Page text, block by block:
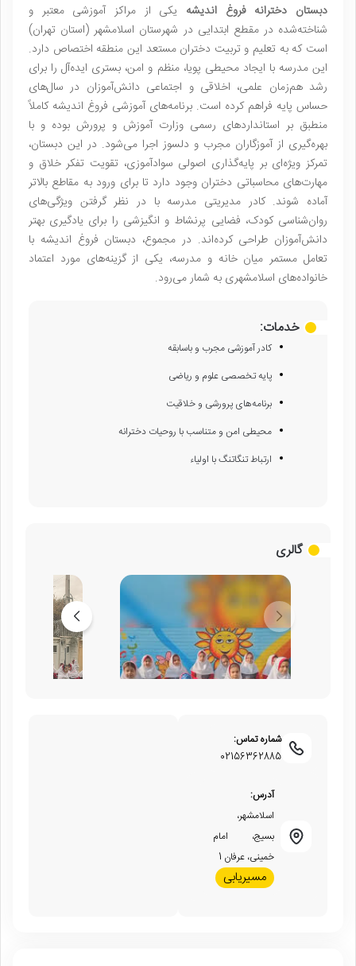
دبستان دخترانه فروغ اندیشه یکی از مراکز آموزشی معتبر و
شناخته‌شده در مقطع ابتدایی در شهرستان اسلامشهر (استان تهران)
است که به تعلیم و تربیت دختران مستعد این منطقه اختصاص دارد.
این مدرسه با ایجاد محیطی پویا، منظم و امن، بستری ایده‌آل را برای
رشد هم‌زمان علمی، اخلاقی و اجتماعی دانش‌آموزان در سال‌های
حساس پایه فراهم کرده است. برنامه‌های آموزشی فروغ اندیشه کاملاً
منطبق بر استانداردهای رسمی وزارت آموزش و پرورش بوده و با
بهره‌گیری از آموزگاران مجرب و دلسوز اجرا می‌شود. در این دبستان،
تمرکز ویژه‌ای بر پایه‌گذاری اصولی سوادآموزی، تقویت تفکر خلاق و
مهارت‌های محاسباتی دختران وجود دارد تا برای ورود به مقاطع بالاتر
آماده شوند. کادر مدیریتی مدرسه با در نظر گرفتن ویژگی‌های
روان‌شناسی کودک، فضایی پرنشاط و انگیزشی را برای یادگیری بهتر
دانش‌آموزان طراحی کرده‌اند. در مجموع، دبستان فروغ اندیشه با
تعامل مستمر میان خانه و مدرسه، یکی از گزینه‌های مورد اعتماد
خانواده‌های اسلامشهری به شمار می‌رود.
خدمات:
کادر آموزشی مجرب و باسابقه
پایه تخصصی علوم و ریاضی
برنامه‌های پرورشی و خلاقیت
محیطی امن و متناسب با روحیات دخترانه
ارتباط تنگاتنگ با اولیاء
گالری
شماره تماس:
02156362885
آدرس:
اسلامشهر،
بسیج، امام
خمینی، عرفان 1
مسیریابی